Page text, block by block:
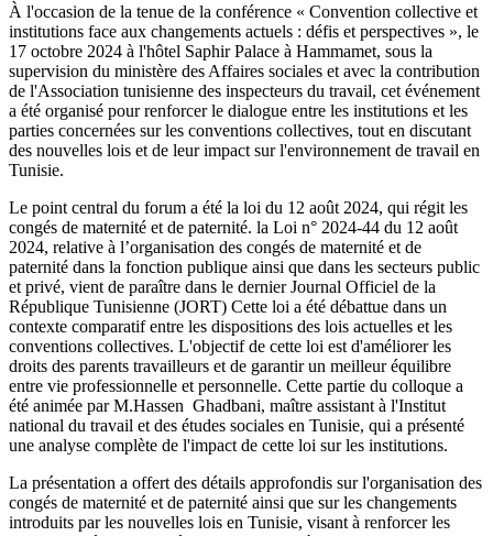
À l'occasion de la tenue de la conférence « Convention collective et
institutions face aux changements actuels : défis et perspectives », le
17 octobre 2024 à l'hôtel Saphir Palace à Hammamet, sous la
supervision du ministère des Affaires sociales et avec la contribution
de l'Association tunisienne des inspecteurs du travail, cet événement
a été organisé pour renforcer le dialogue entre les institutions et les
parties concernées sur les conventions collectives, tout en discutant
des nouvelles lois et de leur impact sur l'environnement de travail en
Tunisie.
Le point central du forum a été la loi du 12 août 2024, qui régit les
congés de maternité et de paternité. la Loi n° 2024-44 du 12 août
2024, relative à l’organisation des congés de maternité et de
paternité dans la fonction publique ainsi que dans les secteurs public
et privé, vient de paraître dans le dernier Journal Officiel de la
République Tunisienne (JORT) Cette loi a été débattue dans un
contexte comparatif entre les dispositions des lois actuelles et les
conventions collectives. L'objectif de cette loi est d'améliorer les
droits des parents travailleurs et de garantir un meilleur équilibre
entre vie professionnelle et personnelle. Cette partie du colloque a
été animée par M.Hassen Ghadbani, maître assistant à l'Institut
national du travail et des études sociales en Tunisie, qui a présenté
une analyse complète de l'impact de cette loi sur les institutions.
La présentation a offert des détails approfondis sur l'organisation des
congés de maternité et de paternité ainsi que sur les changements
introduits par les nouvelles lois en Tunisie, visant à renforcer les